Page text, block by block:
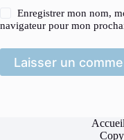
Enregistrer mon nom,
navigateur pour mon
Laisser un